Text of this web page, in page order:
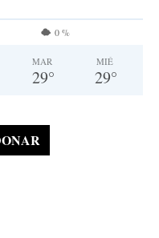
0 %
MAR
29°
MIÉ
29°